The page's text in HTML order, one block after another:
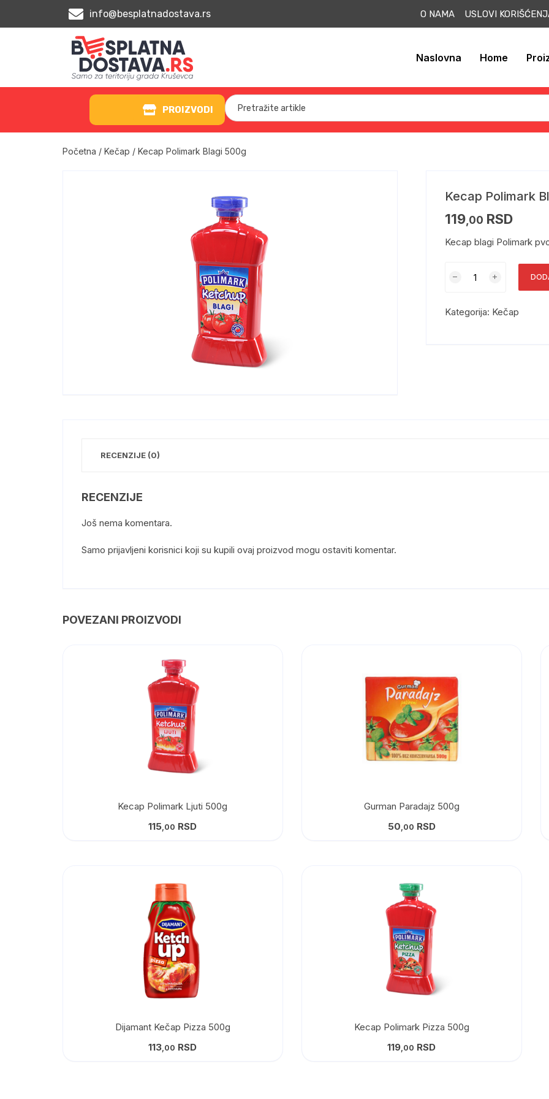
info@besplatnadostava.rs O NAMA USLOVI
Naslovna Home
PROIZVODI
Početna / Kečap / Kecap Polimark Blagi 500g
Kecap Polimark
119,00 RSD
Kecap blagi Polimark
Kategorija: Kečap
RECENZIJE (0)
RECENZIJE
Još nema komentara.
Samo prijavljeni korisnici koji su kupili ovaj proizvod mogu ostaviti komentar.
POVEZANI PROIZVODI
Kecap Polimark Ljuti 500g
115 ,00 RSD
Gurman Paradajz 500g
50 ,00 RSD
Dijamant Kečap Pizza 500g
113 ,00 RSD
Kecap Polimark Pizza 500g
119 ,00 RSD